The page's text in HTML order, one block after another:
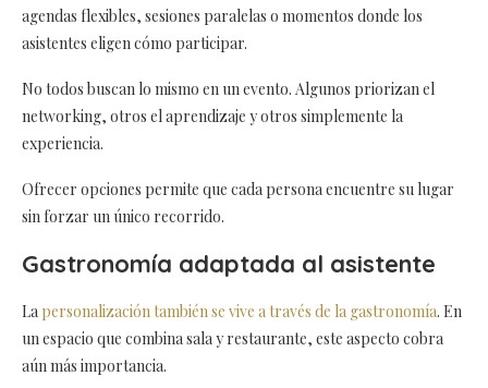
agendas flexibles, sesiones paralelas o momentos donde los
asistentes eligen cómo participar.
No todos buscan lo mismo en un evento. Algunos priorizan el
networking, otros el aprendizaje y otros simplemente la
experiencia.
Ofrecer opciones permite que cada persona encuentre su lugar
sin forzar un único recorrido.
Gastronomía adaptada al asistente
La personalización también se vive a través de la gastronomía. En
un espacio que combina sala y restaurante, este aspecto cobra
aún más importancia.